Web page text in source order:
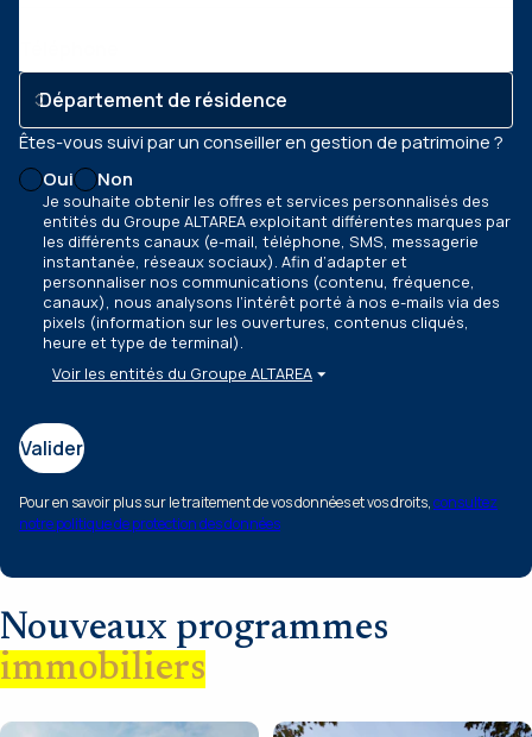
Êtes-vous suivi par un conseiller en gestion de patrimoine ?
Oui
Non
Je souhaite obtenir les offres et services personnalisés des
entités du Groupe ALTAREA exploitant différentes marques par
les différents canaux (e-mail, téléphone, SMS, messagerie
instantanée, réseaux sociaux). Afin d’adapter et
personnaliser nos communications (contenu, fréquence,
canaux), nous analysons l’intérêt porté à nos e-mails via des
pixels (information sur les ouvertures, contenus cliqués,
heure et type de terminal).
Voir les entités du Groupe ALTAREA
Valider
Pour en savoir plus sur le traitement de vos données et vos droits,consultez
notre politique de protection des données
Nouveaux programmes
immobiliers